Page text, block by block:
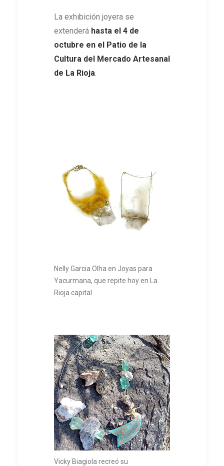
La exhibición joyera se
extenderá hasta el 4 de
octubre en el Patio de la
Cultura del Mercado Artesanal
de La Rioja.
Nelly Garcia Olha en Joyas para
Yacurmana, que repite hoy en La
Rioja capital
Vicky Biagiola recreó su